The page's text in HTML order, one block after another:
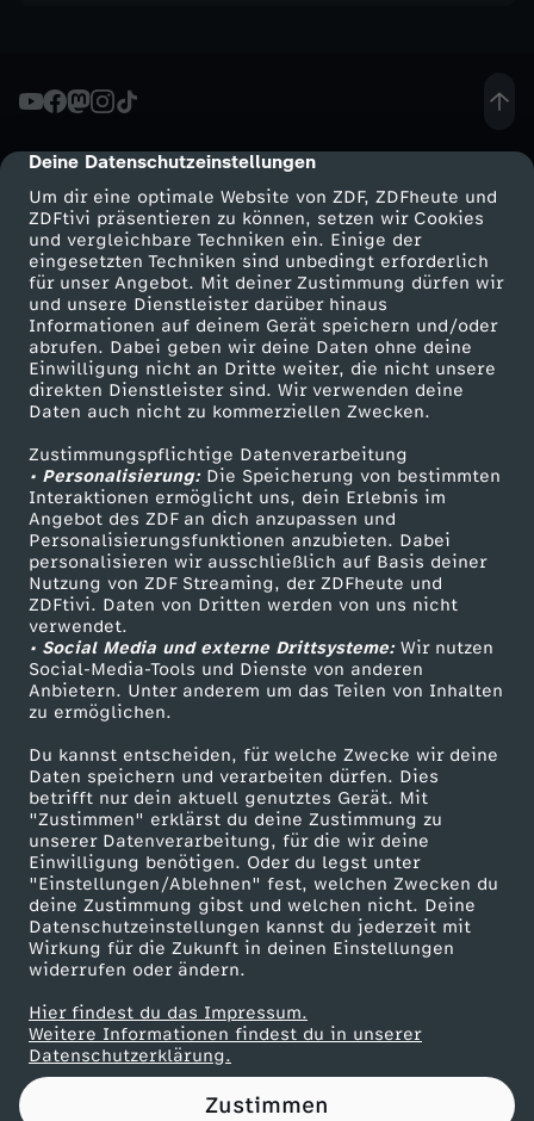
cmp-dialog-description
Deine Datenschutzeinstellungen
Um dir eine optimale Website von ZDF, ZDFheute und
ZDFtivi präsentieren zu können, setzen wir Cookies
und vergleichbare Techniken ein. Einige der
eingesetzten Techniken sind unbedingt erforderlich
für unser Angebot. Mit deiner Zustimmung dürfen wir
und unsere Dienstleister darüber hinaus
Informationen auf deinem Gerät speichern und/oder
abrufen. Dabei geben wir deine Daten ohne deine
Einwilligung nicht an Dritte weiter, die nicht unsere
direkten Dienstleister sind. Wir verwenden deine
Daten auch nicht zu kommerziellen Zwecken.
Zustimmungspflichtige Datenverarbeitung
• Personalisierung:Die Speicherung von bestimmten
Interaktionen ermöglicht uns, dein Erlebnis im
Angebot des ZDF an dich anzupassen und
Personalisierungsfunktionen anzubieten. Dabei
personalisieren wir ausschließlich auf Basis deiner
Nutzung von ZDF Streaming, der ZDFheute und
ZDFtivi. Daten von Dritten werden von uns nicht
verwendet.
• Social Media und externe Drittsysteme:Wir nutzen
Social-Media-Tools und Dienste von anderen
Anbietern. Unter anderem um das Teilen von Inhalten
zu ermöglichen.
Du kannst entscheiden, für welche Zwecke wir deine
Daten speichern und verarbeiten dürfen. Dies
betrifft nur dein aktuell genutztes Gerät. Mit
"Zustimmen" erklärst du deine Zustimmung zu
unserer Datenverarbeitung, für die wir deine
Einwilligung benötigen. Oder du legst unter
"Einstellungen/Ablehnen" fest, welchen Zwecken du
deine Zustimmung gibst und welchen nicht. Deine
Datenschutzeinstellungen kannst du jederzeit mit
Wirkung für die Zukunft in deinen Einstellungen
widerrufen oder ändern.
Hier findest du das Impressum.
Weitere Informationen findest du in unserer
Datenschutzerklärung.
Zustimmen
P
a
d
d
e
l
-
P
r
o
b
l
e
m
e
Mehr ZDF
ZDF-Apps
Smart TV
ZDFtext
Livestreams
Sendungen A-Z
TV-Programm
Service
ZDFmitreden
Kontakt zum ZDF
Tickets
Zuschauerservice
Hilfe
ZDF Unternehmen
Karriere
ZDF goes Schule
Werbefernsehen
Mainzelmännchen
Partner